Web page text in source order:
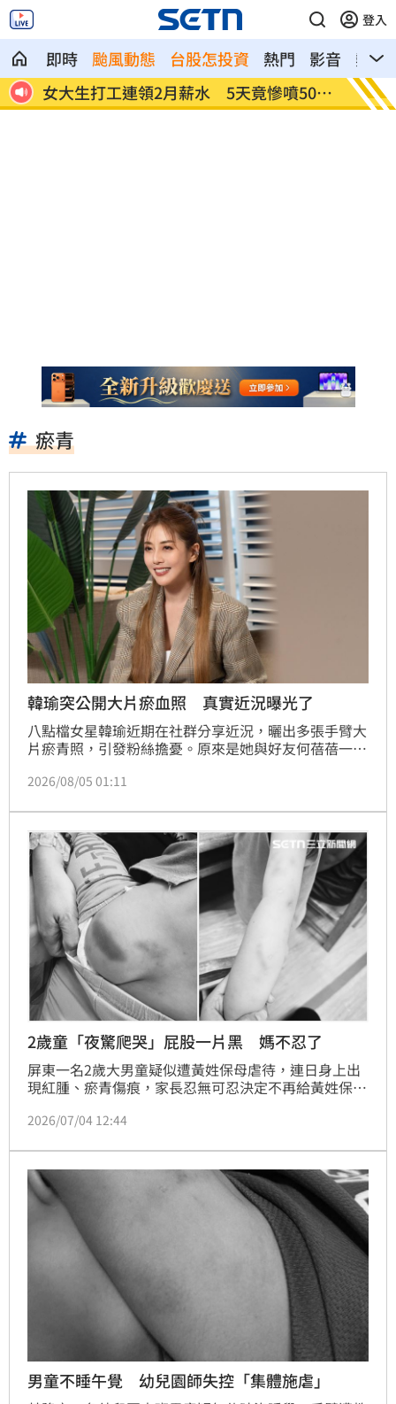
登入
即時 颱風動態 台股怎投資 熱門 影音
熱搜
Jennie自曝擇偶條件 被問同居經歷急喊
停
男嬰
字
瘀青
韓瑜突公開大片瘀血照 真實近況曝光了
八點檔女星韓瑜近期在社群分享近況，曬出多張手臂大
片瘀青照，引發粉絲擔憂。原來是她與好友何蓓蓓一同
瑜解釋自身體質關係，雖傷勢外觀嚇人，但隨著掌握正
將持續精進。
2026/08/05 01:11
2歲童「夜驚爬哭」屁股一片黑 媽不忍了
屏東一名2歲大男童疑似遭黃姓保母虐待，連日身上出
現紅腫、瘀青傷痕，家長忍無可忍決定不再給黃姓保母
保母曾有獨留幼童違規紀錄遭停托至今年年底，但卻違
罰新台幣60萬元。
2026/07/04 12:44
男童不睡午覺 幼兒園師失控「集體施虐」